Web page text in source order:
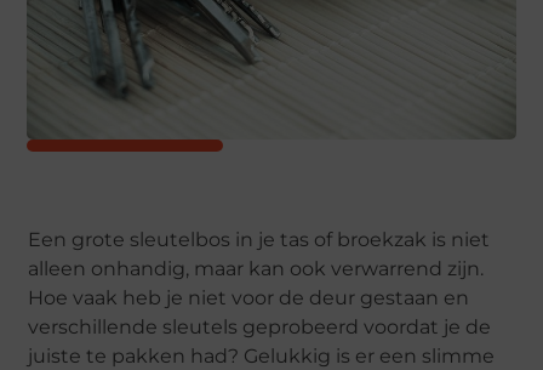
Een grote sleutelbos in je tas of broekzak is niet
alleen onhandig, maar kan ook verwarrend zijn.
Hoe vaak heb je niet voor de deur gestaan en
verschillende sleutels geprobeerd voordat je de
juiste te pakken had? Gelukkig is er een slimme